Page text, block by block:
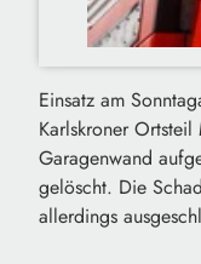
Einsatz am
Karlskroner
Garagenwand
gelöscht. Die
allerdings